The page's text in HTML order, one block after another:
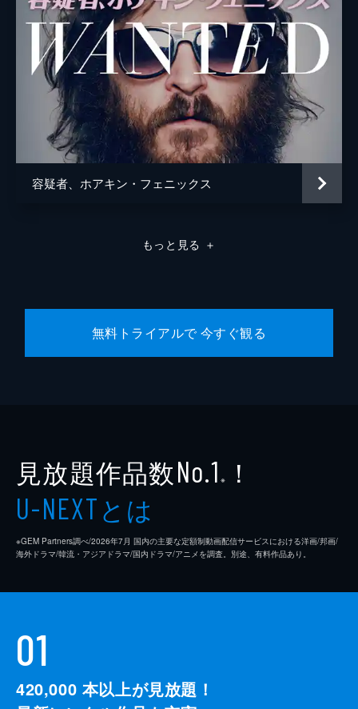
容疑者、ホアキン・フェニックス
もっと見る ＋
無料トライアルで 今すぐ観る
見放題作品数No.1 ※ ！
U-NEXTとは
※GEM Partners調べ/2026年7⽉ 国内の主要な定額制動画配信サービスにおける洋画/邦画/
海外ドラマ/韓流・アジアドラマ/国内ドラマ/アニメを調査。別途、有料作品あり。
01
420,000 本以上が見放題！